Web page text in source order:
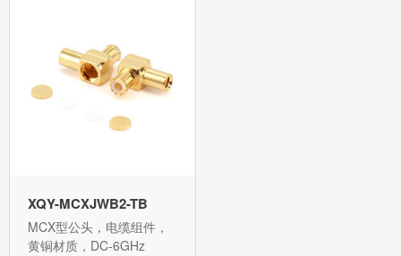
XQY-MCXJWB2-TB
MCX型公头，电缆组件，
黄铜材质，DC-6GHz